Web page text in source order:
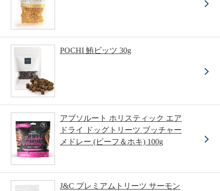
POCHI 鮪ビッツ 30g
アブソルート ホリスティック エア
ドライ ドッグトリーツ ブッチャー
メドレー (ビーフ＆ホキ) 100g
J&C プレミアムトリーツ サーモン